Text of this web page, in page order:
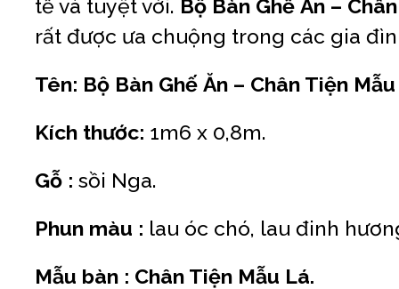
tế và tuyệt vời. Bộ Bàn Ghế Ăn –
rất được ưa chuộng trong các gia
Tên: Bộ Bàn Ghế Ăn – Chân Tiện
Kích thước: 1m6 x 0,8m.
Gỗ : sồi Nga.
Phun màu : lau óc chó, lau đinh
Mẫu bàn : Chân Tiện Mẫu Lá.